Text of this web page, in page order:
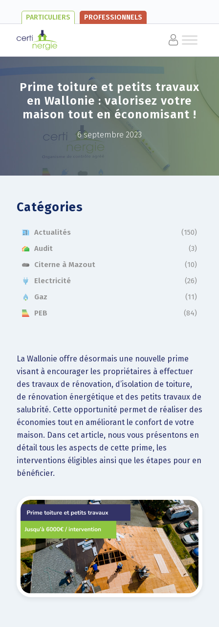
PARTICULIERS PROFESSIONNELS
Prime toiture et petits travaux
en Wallonie : valorisez votre
maison tout en économisant !
6 septembre 2023
Catégories
Actualités
(150)
Audit
(3)
Citerne à Mazout
(10)
Electricité
(26)
Gaz
(11)
PEB
(84)
La Wallonie offre désormais une nouvelle prime
visant à encourager les propriétaires à effectuer
des travaux de rénovation, d’isolation de toiture,
de rénovation énergétique et des petits travaux de
salubrité. Cette opportunité permet de réaliser des
économies tout en améliorant le confort de votre
maison. Dans cet article, nous vous présentons en
détail tous les aspects de cette prime, les
interventions éligibles ainsi que les étapes pour en
bénéficier.